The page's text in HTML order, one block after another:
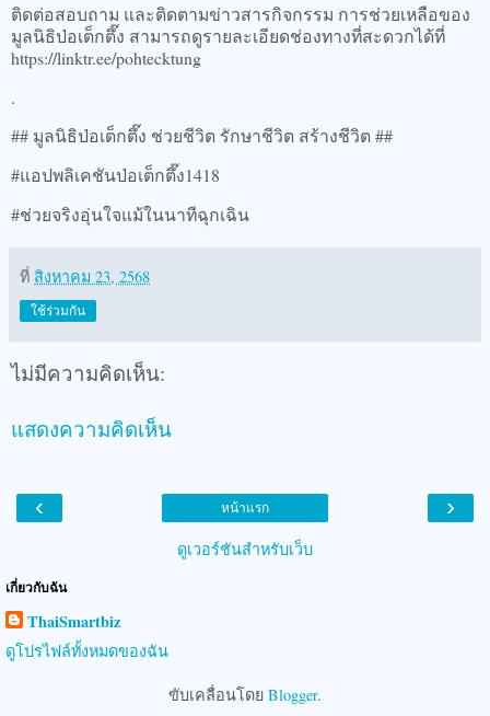
ติดต่อสอบถาม และติดตามข่าวสารกิจกรรม การช่วยเหลือของ
มูลนิธิป่อเต็กตึ๊ง สามารถดูรายละเอียดช่องทางที่สะดวกได้ที่
https://linktr.ee/pohtecktung
.
## มูลนิธิป่อเต็กตึ๊ง ช่วยชีวิต รักษาชีวิต สร้างชีวิต ##
#แอปพลิเคชันป่อเต็กตึ๊ง1418
#ช่วยจริงอุ่นใจแม้ในนาทีฉุกเฉิน
ที่ สิงหาคม 23, 2568
ใช้ร่วมกัน
ไม่มีความคิดเห็น:
แสดงความคิดเห็น
‹ ›
หน้าแรก
ดูเวอร์ชันสำหรับเว็บ
เกี่ยวกับฉัน
ThaiSmartbiz
ดูโปรไฟล์ทั้งหมดของฉัน
ขับเคลื่อนโดย Blogger.